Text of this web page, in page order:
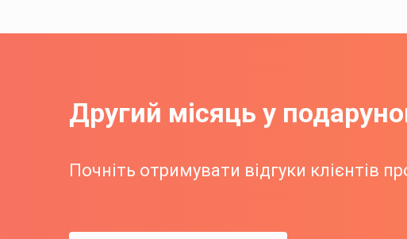
Другий місяць у
Почніть отримувати відгуки клієнтів